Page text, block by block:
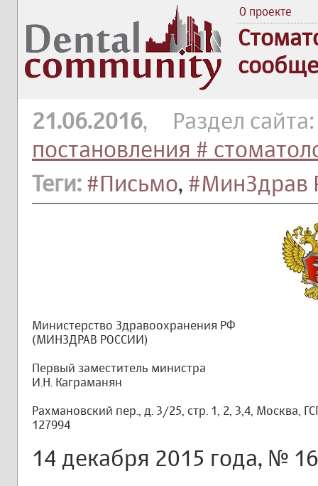
О проекте
21.06.2016, Раздел
постановления #
Теги: #Письмо, #МинЗдрав
Министерство Здравоохранения РФ
(МИНЗДРАВ РОССИИ)
Первый заместитель министра
И.Н. Каграманян
Рахмановский пер., д. 3/25, стр. 1, 2, 3,4, Москва,
127994
14 декабря 2015 года, №